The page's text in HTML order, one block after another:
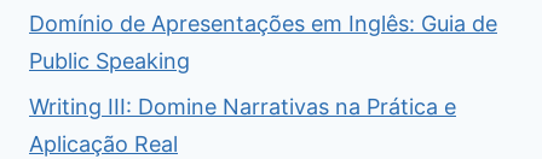
Domínio de Apresentações em Inglês: Guia de
Public Speaking
Writing III: Domine Narrativas na Prática e
Aplicação Real